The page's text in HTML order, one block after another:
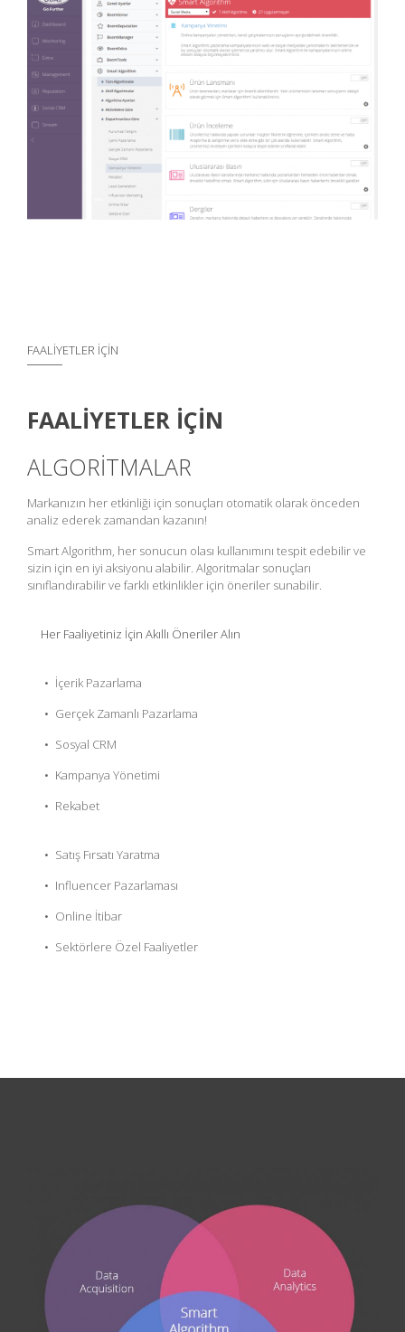
FAALİYETLER İÇİN
FAALİYETLER İÇİN
ALGORİTMALAR
Markanızın her etkinliği için sonuçları otomatik olarak önceden
analiz ederek zamandan kazanın!
Smart Algorithm, her sonucun olası kullanımını tespit edebilir ve
sizin için en iyi aksiyonu alabilir. Algoritmalar sonuçları
sınıflandırabilir ve farklı etkinlikler için öneriler sunabilir.
Her Faaliyetiniz İçin Akıllı Öneriler Alın
İçerik Pazarlama
Gerçek Zamanlı Pazarlama
Sosyal CRM
Kampanya Yönetimi
Rekabet
Satış Fırsatı Yaratma
Influencer Pazarlaması
Online İtibar
Sektörlere Özel Faaliyetler